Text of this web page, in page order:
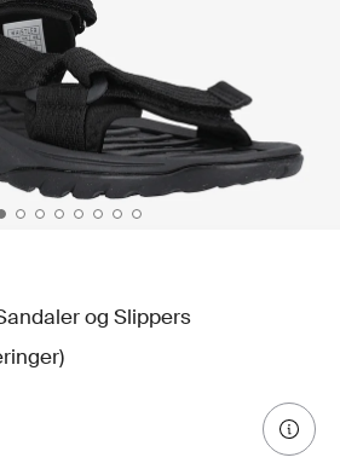
og Slippers